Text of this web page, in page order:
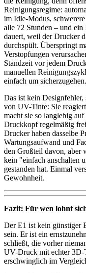
Reinigungsregime:
im Idle-Modus,
alle 72 Stunden – und
dauert, weil der Drucker
durchspült. Überspringt
Verstopfungen
Standzeit vor jedem
manuellen
einfach um sicherzugehen.
Das ist kein
von UV-Tinte: Sie
macht sie so langlebig
Druckkopf regelmäßig
Drucker haben dasselbe
Wartungsaufwand und
den Großteil davon, aber
kein "einfach anschalten
gestanden hat. Einmal
Gewohnheit.
Fazit: Für wen lohnt
Der E1 ist kein günstiger
sein. Er ist ein
schließt, die vorher
UV-Druck mit echter 3D-
erschwinglich im